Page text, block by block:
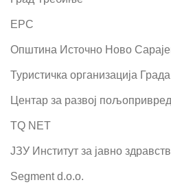
ЕРС
Општина Источно Ново
Туристичка организација
Центар за развој
TQ NET
ЈЗУ Институт за јавно
Segment d.o.o.